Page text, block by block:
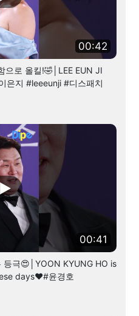
00:42
으로 올킬!🤣│LEE EUN JI
은지 #leeeunji #디스패치
00:41
등극😍│YOON KYUNG HO is
days❤️#윤경호